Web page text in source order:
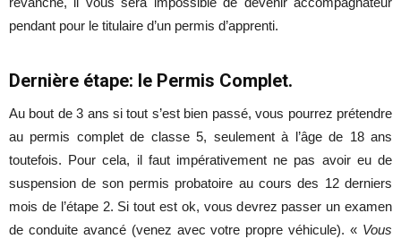
pendant pour le titulaire d’un permis d’apprenti.
Dernière étape: le Permis Complet.
Au bout de 3 ans si tout s’est bien passé, vous pourrez prétendre
au permis complet de classe 5, seulement à l’âge de 18 ans
toutefois. Pour cela, il faut impérativement ne pas avoir eu de
suspension de son permis probatoire au cours des 12 derniers
mois de l’étape 2. Si tout est ok, vous devrez passer un examen
de conduite avancé (venez avec votre propre véhicule). « Vous